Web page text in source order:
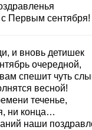
Первым сентября!
и вновь детишек
очередной,
спешит чуть
весной!
теченье,
ни конца…
наши